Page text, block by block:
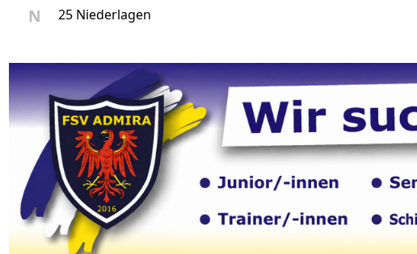
N 25 Niederlagen